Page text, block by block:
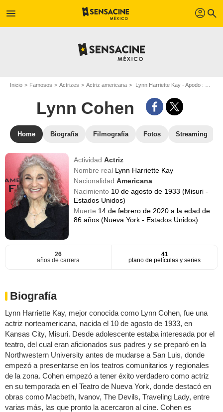
menu profil search
Inicio Famosos Actrizes Actriz americana Lynn Harriette Kay - Apodo : Lynn Cohen
Lynn Cohen
Home Biografía Filmografía Fotos Streaming
ActividadActriz
Nombre real Lynn Harriette Kay
NacionalidadAmericana
Nacimiento 10 de agosto de 1933 (Misuri -
Estados Unidos)
Muerte 14 de febrero de 2020 a la edad de
86 años (Nueva York - Estados Unidos)
26
años de carrera
41
plano de películas y series
Biografía
Lynn Harriette Kay, mejor conocida como Lynn Cohen, fue una
actriz norteamericana, nacida el 10 de agosto de 1933, en
Kansas City, Misuri. Desde adolescente estaba interesada por el
teatro, del cual eran aficionados sus padres y se preparó en la
Northwestern University antes de mudarse a San Luis, donde
empezó a presentarse en los teatros comunitarios y regionales
de la zona. Cohen empezó a tener éxito verdadero como actriz
en su temporada en el Teatro de Nueva York, donde destacó en
obras como Macbeth, Ivanov, The Devils, Traveling Lady, entre
varias más, las que pronto la acercaron al cine. Cohen es